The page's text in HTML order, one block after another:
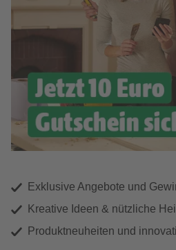
Exklusive Angebote und
Kreative Ideen & nützliche
Produktneuheiten und